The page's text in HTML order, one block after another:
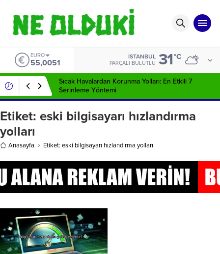
EURO
55,0051
İSTANBUL
PARÇALI BULUTLU 31°C
Sıcak Havalardan Korunma Yolları: En Etkili 7
Serinleme Yöntemi
Etiket: eski bilgisayarı hızlandırma
yolları
Anasayfa Etiket: eski bilgisayarı hızlandırma yolları